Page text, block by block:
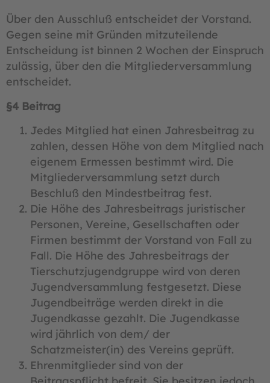
Über den Ausschluß entscheidet der Vorstand.
Gegen seine mit Gründen mitzuteilende
Entscheidung ist binnen 2 Wochen der Einspruch
zulässig, über den die Mitgliederversammlung
entscheidet.
§4 Beitrag
Jedes Mitglied hat einen Jahresbeitrag zu
zahlen, dessen Höhe von dem Mitglied nach
eigenem Ermessen bestimmt wird. Die
Mitgliederversammlung setzt durch
Beschluß den Mindestbeitrag fest.
Die Höhe des Jahresbeitrags juristischer
Personen, Vereine, Gesellschaften oder
Firmen bestimmt der Vorstand von Fall zu
Fall. Die Höhe des Jahresbeitrags der
Tierschutzjugendgruppe wird von deren
Jugendversammlung festgesetzt. Diese
Jugendbeiträge werden direkt in die
Jugendkasse gezahlt. Die Jugendkasse
wird jährlich von dem/ der
Schatzmeister(in) des Vereins geprüft.
Ehrenmitglieder sind von der